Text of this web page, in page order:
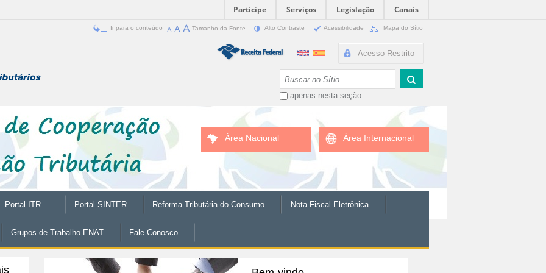
Participe Serviços Legislação
Canais
Ir para o conteúdo Tamanho da Fonte Alto Contraste Acessibilidade Mapa do Sítio
Acesso Restrito
apenas nesta seção
Área Nacional Área Internacional
Portal ITR Portal SINTER Reforma Tributária do Consumo Nota Fiscal Eletrônica
Grupos de Trabalho ENAT Fale Conosco